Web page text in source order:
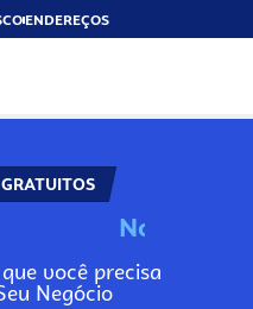
ENDEREÇOS
N
você precisa
Negócio